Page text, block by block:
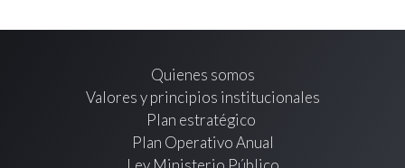
Quienes somos
Valores y principios institucionales
Plan estratégico
Plan Operativo Anual